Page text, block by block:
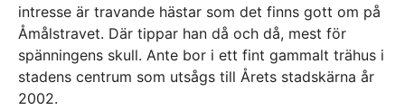
intresse är travande hästar som det finns gott om på
Åmålstravet. Där tippar han då och då, mest för
spänningens skull. Ante bor i ett fint gammalt trähus i
stadens centrum som utsågs till Årets stadskärna år
2002.